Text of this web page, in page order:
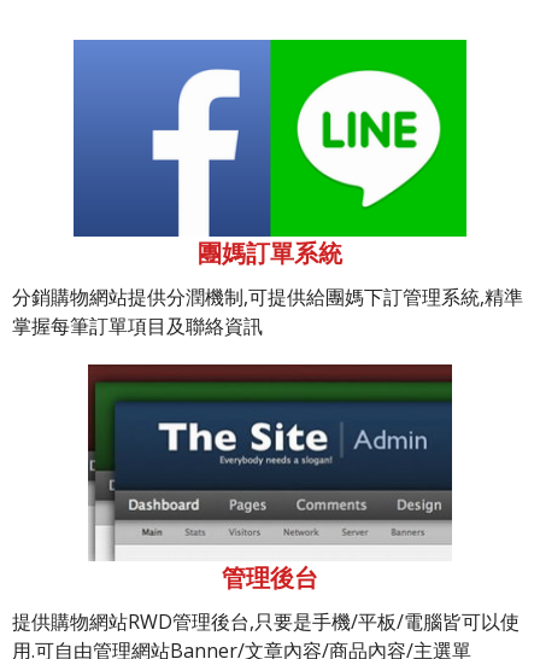
團媽訂單系統
分銷購物網站提供分潤機制,可提供給團媽下訂管理系統,精準
掌握每筆訂單項目及聯絡資訊
管理後台
提供購物網站RWD管理後台,只要是手機/平板/電腦皆可以使
用.可自由管理網站Banner/文章內容/商品內容/主選單